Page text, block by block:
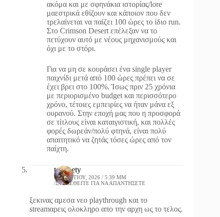
ακόμα και με σφηνάκια ιστορίας/lore
μαεστρικά εθίζουν και κάποιον που δεν
τρελαίνεται να παίζει 100 ώρες το ίδιο run.
Στο Crimson Desert επέλεξαν να το
πετύχουν αυτό με νέους μηχανισμούς και
όχι με το στόρι.
Για να μη σε κουράσει ένα single player
παιχνίδι μετά από 100 ώρες πρέπει να σε
έχει βρει στο 100%. Ίσως πριν 25 χρόνια
με περιορισμένο budget και περισσότερο
χρόνο, τέτοιες εμπειρίες να ήταν μάνα εξ
ουρανού. Στην εποχή μας που η προσφορά
σε τίτλους είναι καταιγιστική, και πολλές
φορές δωρεάν/πολύ φτηνά, είναι πολύ
απαιτητικό να ζητάς τόσες ώρες από τον
παίχτη.
tom pety
19 ΜΑΡΤΊΟΥ, 2026 / 5:39 ΜΜ
ΣΥΝΔΕΘΕΊΤΕ ΓΙΑ ΝΑ ΑΠΑΝΤΉΣΕΤΕ
ξεκινας αμεσα νεο playthrough και το
streamαρεις ολοκληρο απο την αρχη ως το τελος.